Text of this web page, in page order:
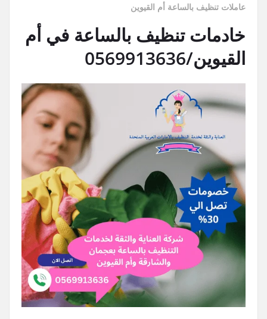
عاملات تنظيف بالساعة أم القيوين
خادمات تنظيف بالساعة في أم
القيوين/0569913636